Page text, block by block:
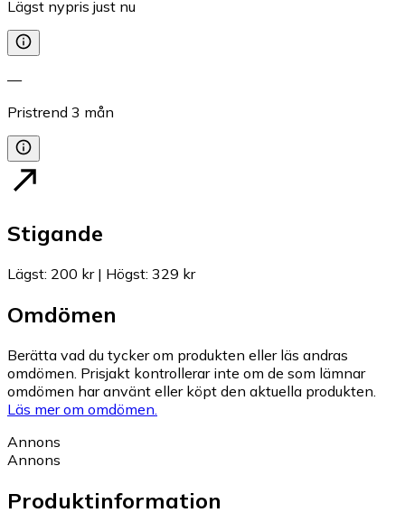
Lägst nypris just nu
—
Pristrend 3 mån
Stigande
Lägst: 200 kr| Högst: 329 kr
Omdömen
Berätta vad du tycker om produkten eller läs andras
omdömen. Prisjakt kontrollerar inte om de som lämnar
omdömen har använt eller köpt den aktuella produkten.
Läs mer om omdömen.
Annons
Annons
Produktinformation